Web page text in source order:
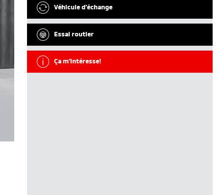
Véhicule d'échange
Essai routier
Ça m'intéresse!